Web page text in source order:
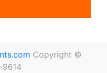
Copyright ©